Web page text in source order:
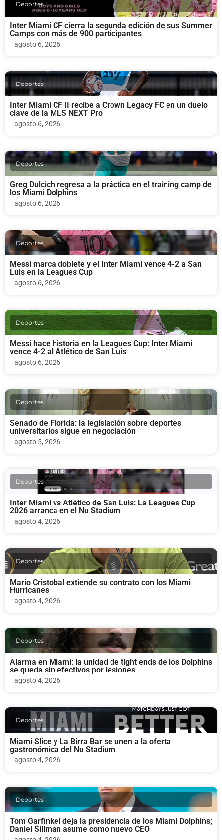
Deportes
Inter Miami CF cierra la segunda edición de sus Summer
Camps con más de 900 participantes
agosto 6, 2026
Deportes
Inter Miami CF II recibe a Crown Legacy FC en un duelo
clave de la MLS NEXT Pro
agosto 6, 2026
Deportes
Greg Dulcich regresa a la práctica en el training camp de
los Miami Dolphins
agosto 6, 2026
Deportes
Messi marca doblete y el Inter Miami vence 4-2 a San
Luis en la Leagues Cup
agosto 6, 2026
Deportes
Messi hace historia en la Leagues Cup: Inter Miami
vence 4-2 al Atlético de San Luis
agosto 6, 2026
Deportes
Senado de Florida: la legislación sobre deportes
universitarios sigue en negociación
agosto 5, 2026
Deportes
Inter Miami vs Atlético de San Luis: La Leagues Cup
2026 arranca en el Nu Stadium
agosto 4, 2026
Deportes
Mario Cristobal extiende su contrato con los Miami
Hurricanes
agosto 4, 2026
Deportes
Alarma en Miami: la unidad de tight ends de los Dolphins
se queda sin efectivos por lesiones
agosto 4, 2026
Deportes
Miami Slice y La Birra Bar se unen a la oferta
gastronómica del Nu Stadium
agosto 4, 2026
Deportes
Tom Garfinkel deja la presidencia de los Miami Dolphins;
Daniel Sillman asume como nuevo CEO